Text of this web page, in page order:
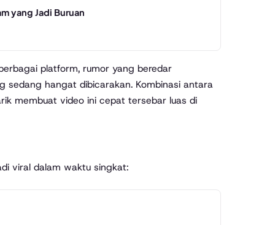
yang Jadi Buruan
platform, rumor yang beredar
sedang hangat dibicarakan. Kombinasi antara
membuat video ini cepat tersebar luas di
viral dalam waktu singkat: